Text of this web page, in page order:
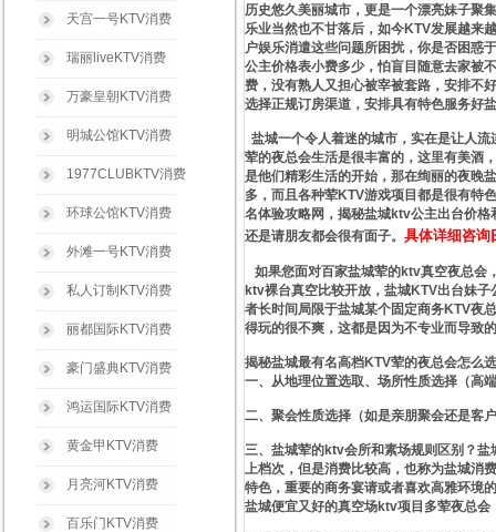
天宫一号KTV消费
瑞丽liveKTV消费
万豪皇朝KTV消费
明城公馆KTV消费
1977CLUBKTV消费
环球公馆KTV消费
外滩一号KTV消费
私人订制KTV消费
丽都国际KTV消费
豪门盛典KTV消费
鸿运国际KTV消费
黄金甲KTV消费
月亮河KTV消费
百乐门KTV消费
历史悠久美丽城市，更是一个漂亮妹子聚
乐业当然也不甘落后，如今KTV发展越来
户娱乐消遣这些问题所困扰，你是否困
公主价格表小费多少，怕盲目随意去家被
费，没有熟人又担心被宰被套路，安排不
选择正规订房渠道，安排具有特色服务好
盐城一个令人着迷的城市，实在是让人
荤的夜总会生活是很丰富的，这里有美酒
是他们精彩生活的开始，那在绚丽的夜晚
多，而且各种荤KTV游戏项目都是很有特
名体验攻略网，揭秘盐城ktv公主出台价
还是请朋友都会很有面子。 具体详细咨询
如果您面对百家盐城荤的ktv真空夜总会
ktv裸台真空比较开放，盐城KTV出台妹
者长时间局限于盐城某个固定商务KTV夜
得玩的很不爽，这都是因为不专业而导致
揭秘盐城最有名高档KTV荤的夜总会怎么
一、从地理位置选取、场所性质选择（高
二、聚会性质选择（如是亲朋聚会还是客
三、盐城荤的ktv会所和素场规则区别？
上档次，但是消费比较高，也称为盐城消
特色，重要的商务宴请或者喜欢高雅环境
盐城便宜又好的真空场ktv项目多荤夜总会